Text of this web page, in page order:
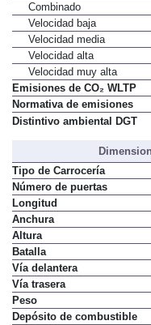
Combinado
Velocidad baja
Velocidad media
Velocidad alta
Velocidad muy alta
Emisiones de CO₂ WLTP
Normativa de emisiones
Distintivo ambiental DGT
Tipo de Carrocería
Número de puertas
Longitud
Anchura
Altura
Batalla
Vía delantera
Vía trasera
Peso
Depósito de combustible